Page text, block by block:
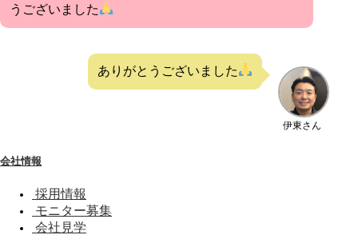
うございました
伊東さん
ありがとうございました
会社情報
採用情報
モニター募集
会社見学